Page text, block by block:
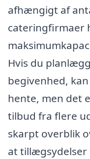
afhængigt af
cateringfirmaer
Hvis du
begivenhed,
hente, men det
tilbud fra flere
skarpt overblik
at tillægsydelser